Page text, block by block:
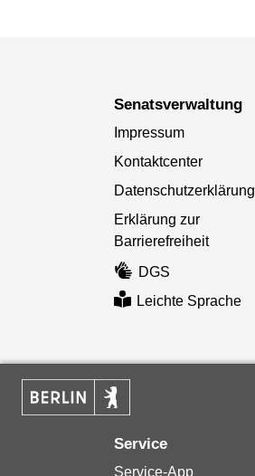
Senatsverwaltung
Impressum
Kontaktcenter
Datenschutzerklärung
Erklärung zur
Barrierefreiheit
DGS
Leichte Sprache
Service
Service-App